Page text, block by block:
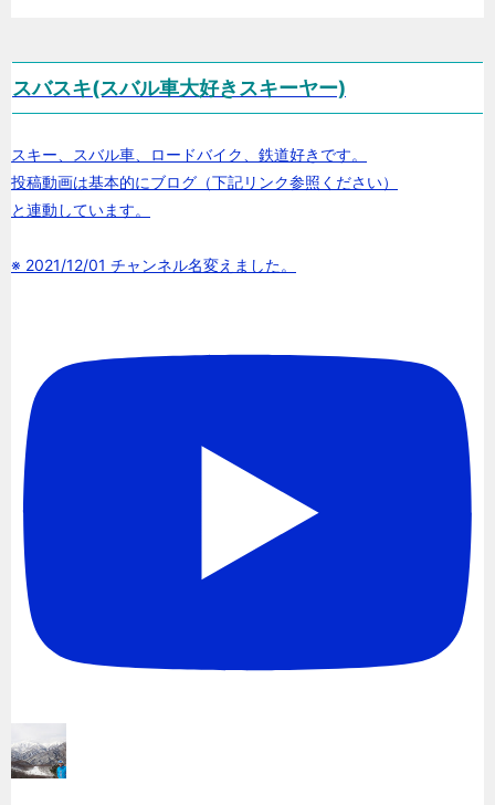
スバスキ(スバル車大好きスキーヤー)
スキー、スバル車、ロードバイク、鉄道好きです。
投稿動画は基本的にブログ（下記リンク参照ください）
と連動しています。
※ 2021/12/01 チャンネル名変えました。